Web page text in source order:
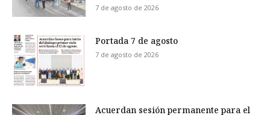
7 de agosto de 2026
Portada 7 de agosto
7 de agosto de 2026
Acuerdan sesión permanente para el